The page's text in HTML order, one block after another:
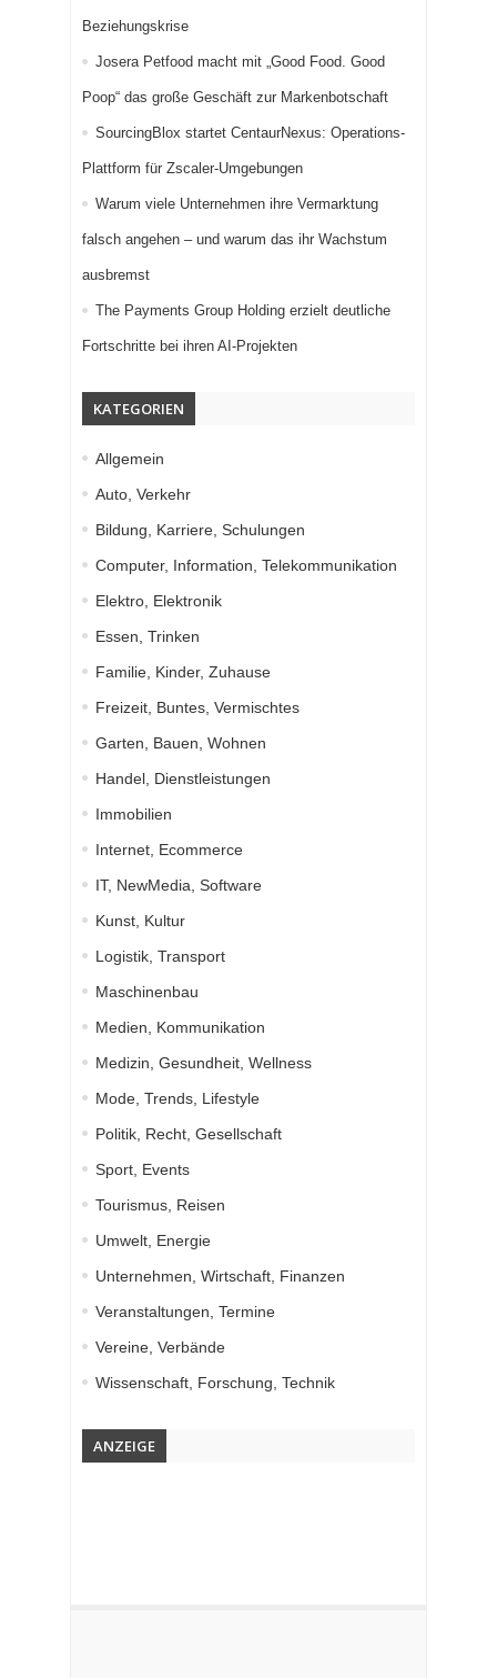
Beziehungskrise
Josera Petfood macht mit „Good Food. Good
Poop“ das große Geschäft zur Markenbotschaft
SourcingBlox startet CentaurNexus: Operations-
Plattform für Zscaler-Umgebungen
Warum viele Unternehmen ihre Vermarktung
falsch angehen – und warum das ihr Wachstum
ausbremst
The Payments Group Holding erzielt deutliche
Fortschritte bei ihren AI-Projekten
KATEGORIEN
Allgemein
Auto, Verkehr
Bildung, Karriere, Schulungen
Computer, Information, Telekommunikation
Elektro, Elektronik
Essen, Trinken
Familie, Kinder, Zuhause
Freizeit, Buntes, Vermischtes
Garten, Bauen, Wohnen
Handel, Dienstleistungen
Immobilien
Internet, Ecommerce
IT, NewMedia, Software
Kunst, Kultur
Logistik, Transport
Maschinenbau
Medien, Kommunikation
Medizin, Gesundheit, Wellness
Mode, Trends, Lifestyle
Politik, Recht, Gesellschaft
Sport, Events
Tourismus, Reisen
Umwelt, Energie
Unternehmen, Wirtschaft, Finanzen
Veranstaltungen, Termine
Vereine, Verbände
Wissenschaft, Forschung, Technik
ANZEIGE